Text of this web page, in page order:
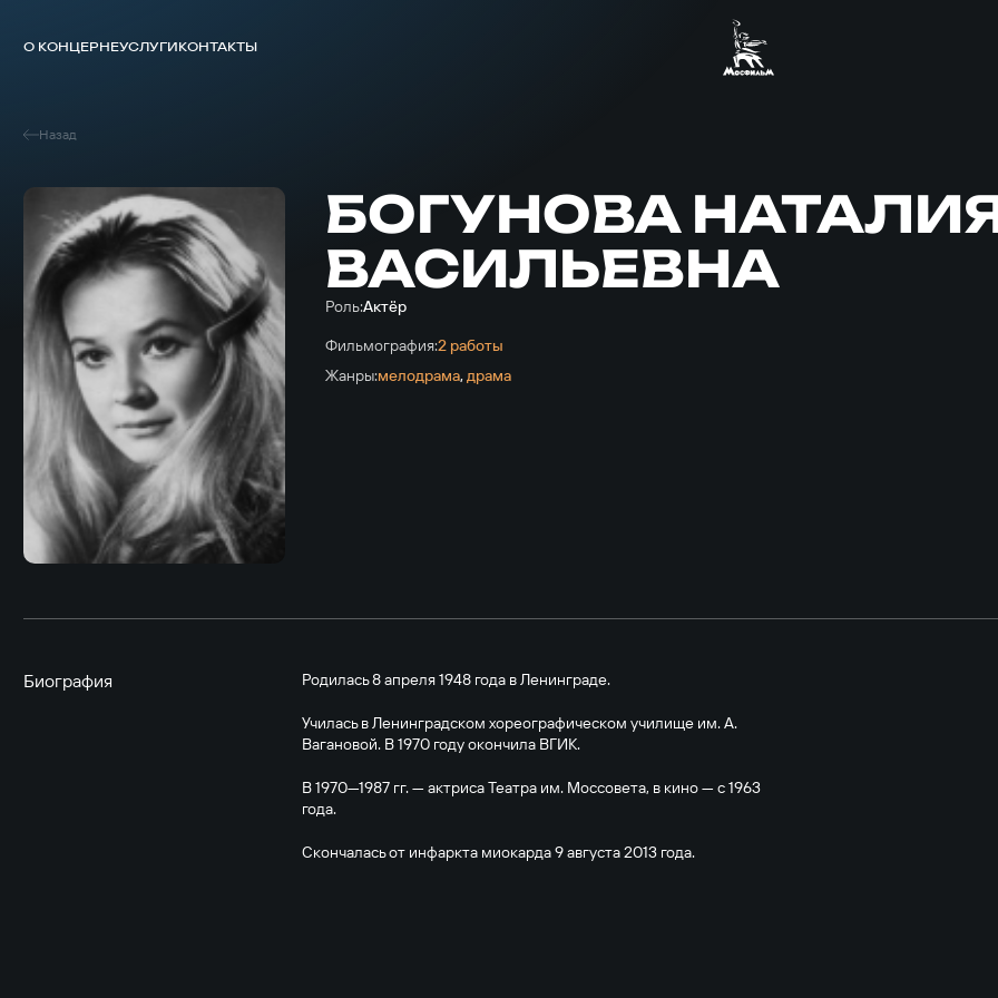
О КОНЦЕРНЕУСЛУГИКОНТАКТЫ
Назад
БОГУНОВА
ВАСИЛЬЕВНА
Роль:Актёр
Фильмография:2 работы
Жанры:мелодрама,драма
Биография Родилась 8 апреля 1948 года в Ленинграде.
Училась в Ленинградском хореографическом училище им. А.
Вагановой. В 1970 году окончила ВГИК.
В 1970—1987 гг. — актриса Театра им. Моссовета, в кино — с 1963
года.
Скончалась от инфаркта миокарда 9 августа 2013 года.